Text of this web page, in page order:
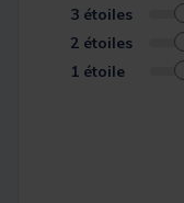
3 étoiles
2 étoiles
1 étoile